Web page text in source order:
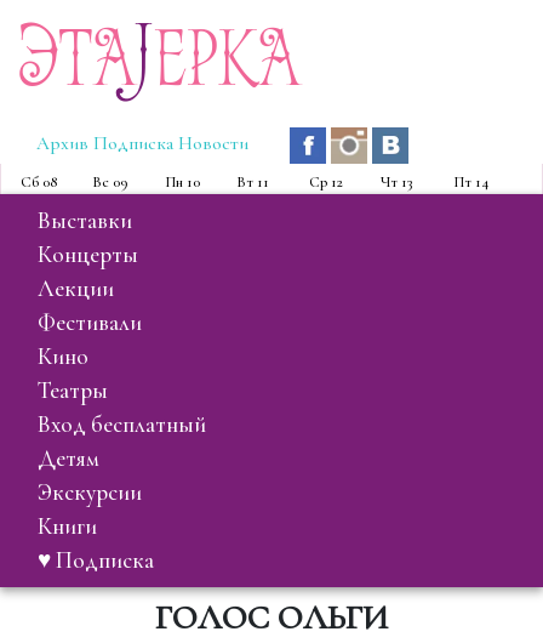
ЭтаJерка
Архив Подписка Новости
Сб 08 Вс 09 Пн 10 Вт 11 Ср 12 Чт 13 Пт 14
выставки
концерты
лекции
фестивали
кино
театры
вход бесплатный
детям
экскурсии
книги
♥ Подписка
ГОЛОС ОЛЬГИ